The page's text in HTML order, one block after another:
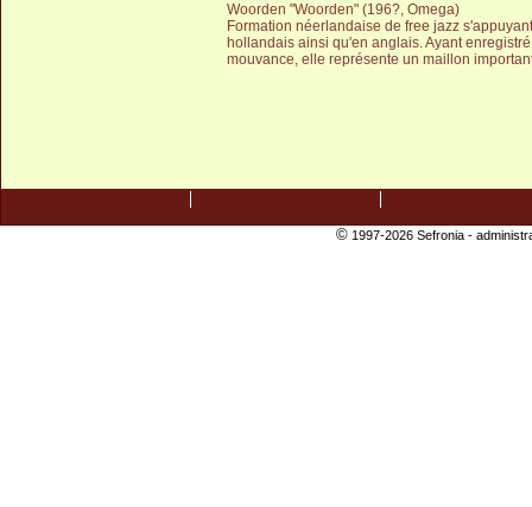
Woorden "Woorden" (196?, Omega)
Formation néerlandaise de free jazz
hollandais ainsi qu'en anglais. Ayant
mouvance, elle représente un maillon
©1997-2026 Sefronia -